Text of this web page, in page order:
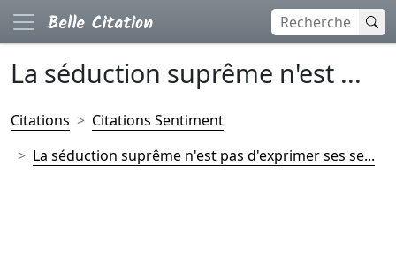
La séduction suprême n'est ...
Citations
Citations Sentiment
La séduction suprême n'est pas d'exprimer ses se...